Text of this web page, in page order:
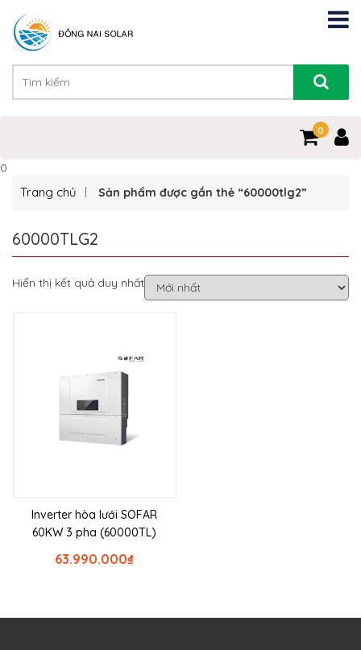
0
0
Trang chủ Sản phẩm được gắn thẻ “60000tlg2”
60000TLG2
Hiển thị kết quả duy nhất
Inverter hòa lưới SOFAR
60KW 3 pha (60000TL)
₫
63.990.000